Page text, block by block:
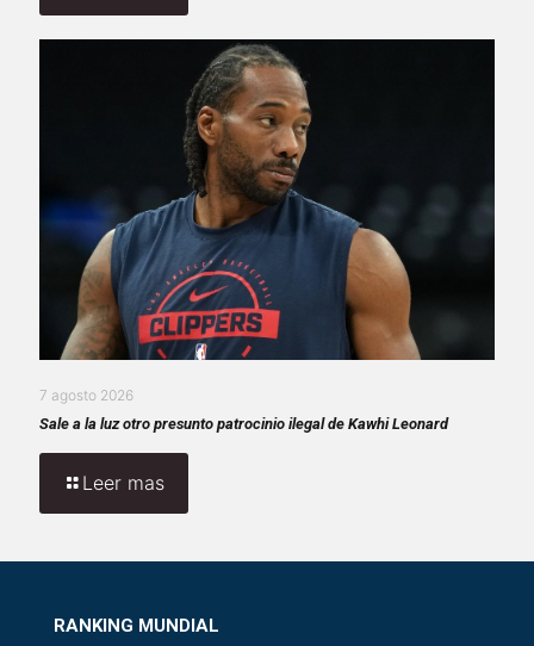
7 agosto 2026
Sale a la luz otro presunto patrocinio ilegal de Kawhi Leonard
Leer mas
RANKING MUNDIAL